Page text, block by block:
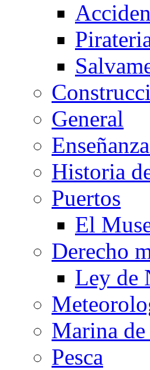
General
Historia
Puertos
El
Derecho
Ley de
Marina
Pesca